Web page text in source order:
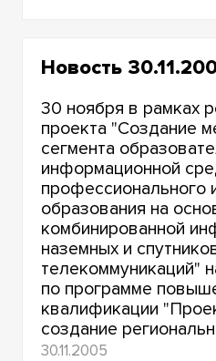
Новость
30 ноября в рамках
проекта "Создание
сегмента
информационной
профессионального
образования на
комбинированной
наземных и
телекоммуникаций"
по программе
квалификации
создание
30.11.2005